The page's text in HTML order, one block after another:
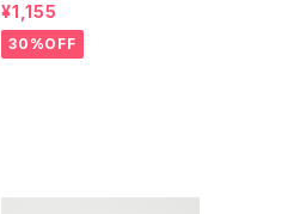
¥1,155
30%OFF